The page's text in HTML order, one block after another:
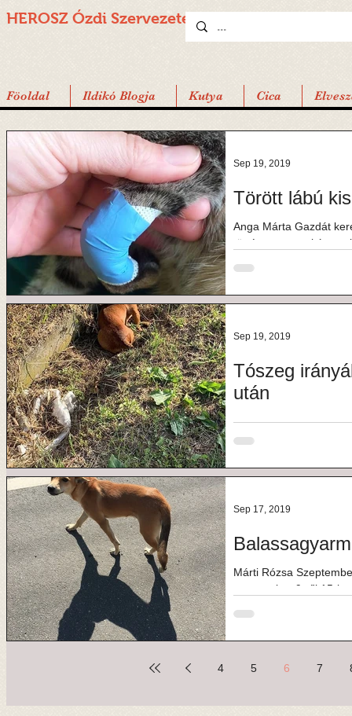
HEROSZ Ózdi Szervezete
Föoldal Ildikó Blogja Kutya Cica
Törött lábú
Anga Márta Gazdát
története: a
Sep 19, 2019
Tószeg
után
Bíró Tibor Sziasztok!
bal oldalon a járda
Sep 19, 2019
Márti Rózsa
szeptember 9-től 15-
Sep 17, 2019
4 5 6 7